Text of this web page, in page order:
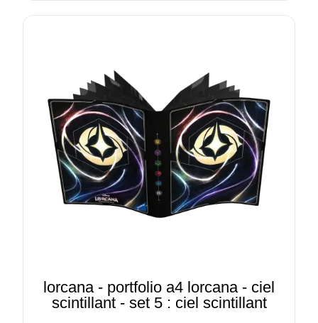
lorcana - portfolio a4 lorcana - ciel
scintillant - set 5 : ciel scintillant